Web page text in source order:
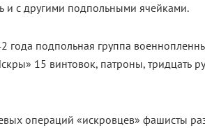
и с другими подпольными ячейками.
года подпольная группа
15 винтовок, патроны, тридцать
операций «искровцев» фашисты